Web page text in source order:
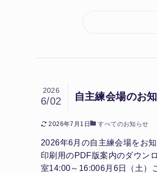
自主練会場のお
2026
6/02
2026年7月1日 すべてのお知らせ
2026年6月の自主練会場をお
印刷用のPDF版案内のダウ
室14:00～16:006月6日（土）